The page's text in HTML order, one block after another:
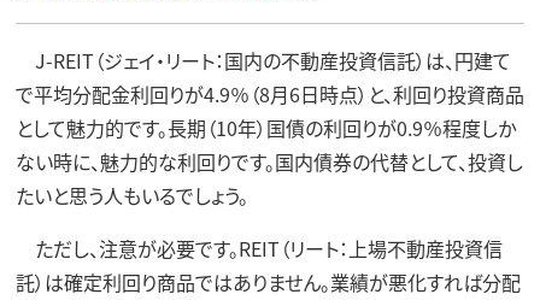
J-REIT（ジェイ・リート：国内の不動産投資信託）は、円建て
で平均分配金利回りが4.9％（8月6日時点）と、利回り投資商品
として魅力的です。長期（10年）国債の利回りが0.9％程度しか
ない時に、魅力的な利回りです。国内債券の代替として、投資し
たいと思う人もいるでしょう。
ただし、注意が必要です。REIT（リート：上場不動産投資信
託）は確定利回り商品ではありません。業績が悪化すれば分配